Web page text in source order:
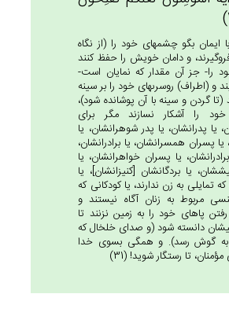
ايمان بگو چشمهاى خود را (از نگاه
و دامان خويش را حفظ كنند
را- جز آن مقدار كه نمايان است-
و (اطراف) روسرى‏هاى خود را بر سينه
(تا گردن و سينه با آن پوشانده شود)،
را آشكار نسازند مگر براى
يا پدرانشان، يا پدر شوهرانشان، يا
پسران همسرانشان، يا برادرانشان،
يا پسران خواهرانشان، يا
يا بردگانشان [كنيزانشان‏]، يا
تمايلى به زن ندارند، يا كودكانى كه
مربوط به زنان آگاه نيستند و
پاهاى خود را به زمين نزنند تا
دانسته شود (و صداى خلخال كه
به گوش رسد). و همگى بسوى خدا
مؤمنان، تا رستگار شويد! (31)